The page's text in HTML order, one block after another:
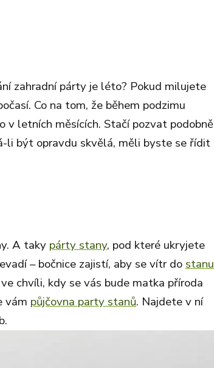
zahradní párty je léto? Pokud milujete
Co na tom, že během podzimu
letních měsících. Stačí pozvat podobně
li být opravdu skvělá, měli byste se řídit
A taky párty stany, pod které ukryjete
– bočnice zajistí, aby se vítr dostanu
chvíli, kdy se vás bude matka příroda
vám půjčovna party stanů. Najdete v ní